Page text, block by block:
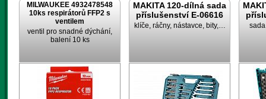
MILWAUKEE 4932478548
10ks respirátorů FFP2 s
ventilem
ventil pro snadné dýchání,
balení 10 ks
MAKITA 120-dílná sada
příslušenství E-06616
klíče, ráčny, nástavce, bity,…